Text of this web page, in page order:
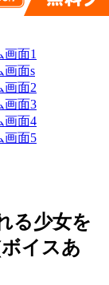
る少女を
イスあ